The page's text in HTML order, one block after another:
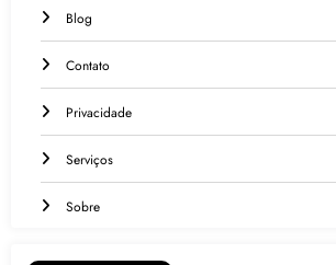
Blog
Contato
Privacidade
Serviços
Sobre